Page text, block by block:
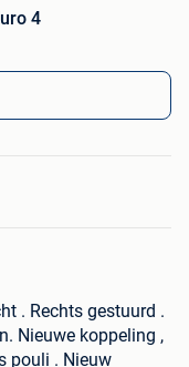
4
. Rechts gestuurd .
Nieuwe koppeling ,
pouli . Nieuw